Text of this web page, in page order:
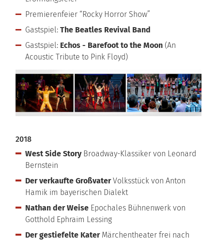
Premierenfeier “Rocky Horror Show”
Gastspiel: The Beatles Revival Band
Gastspiel: Echos - Barefoot to the Moon (An
Acoustic Tribute to Pink Floyd)
2018
West Side StoryBroadway-Klassiker von Leonard
Bernstein
Der verkaufte GroßvaterVolksstück von Anton
Hamik im bayerischen Dialekt
Nathan der Weise Epochales Bühnenwerk von
Gotthold Ephraim Lessing
Der gestiefelte Kater Märchentheater frei nach